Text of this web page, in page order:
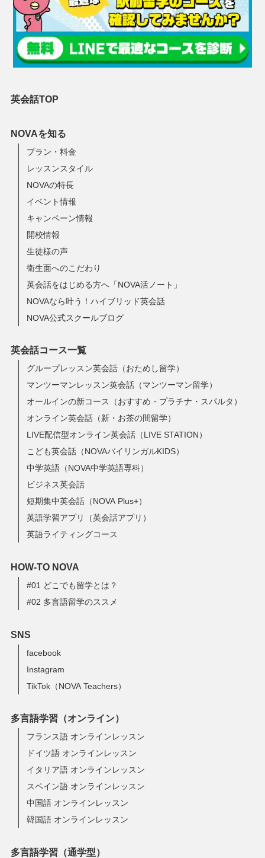
英会話TOP
NOVAを知る
プラン・料金
レッスンスタイル
NOVAの特長
イベント情報
キャンペーン情報
開校情報
生徒様の声
衛生面へのこだわり
英会話をはじめる方へ「NOVA活ノート」
NOVAなら叶う！ハイブリッド英会話
NOVA公式スクールブログ
英会話コース一覧
グループレッスン英会話（おためし留学）
マンツーマンレッスン英会話（マンツーマン留学）
オールインの新コース（おすすめ・プラチナ・スパルタ）
オンライン英会話（新・お茶の間留学）
LIVE配信型オンライン英会話（LIVE STATION）
こども英会話（NOVAバイリンガルKIDS）
中学英語（NOVA中学英語専科）
ビジネス英会話
短期集中英会話（NOVA Plus+）
英語学習アプリ（英会話アプリ）
英語ライティングコース
HOW-TO NOVA
#01 どこでも留学とは？
#02 多言語留学のススメ
SNS
facebook
Instagram
TikTok（NOVA Teachers）
多言語学習（オンライン）
フランス語 オンラインレッスン
ドイツ語 オンラインレッスン
イタリア語 オンラインレッスン
スペイン語 オンラインレッスン
中国語 オンラインレッスン
韓国語 オンラインレッスン
多言語学習（通学型）